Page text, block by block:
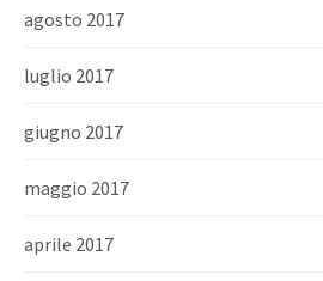
agosto 2017
luglio 2017
giugno 2017
maggio 2017
aprile 2017